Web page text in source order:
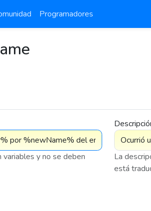
Programadores
variables y no se deben
La
está